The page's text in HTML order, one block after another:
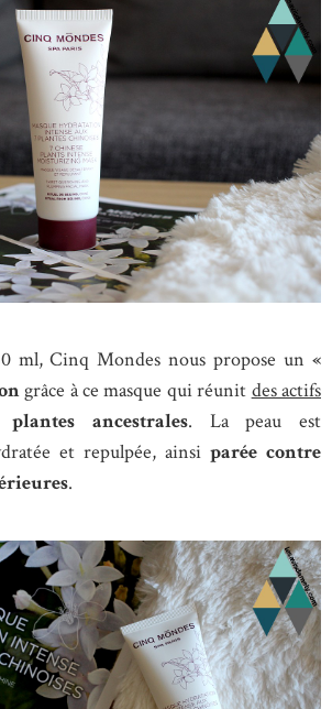
ml, Cinq Mondes nous propose un «
grâce à ce masque qui réunit des actifs
plantes ancestrales. La peau est
et repulpée, ainsi parée contre
.